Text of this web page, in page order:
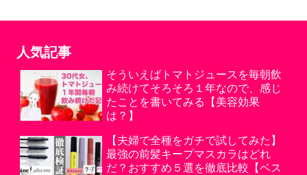
人気記事
そういえばトマトジュースを毎朝飲
み続けてそろそろ１年なので、感じ
たことを書いてみる【美容効果
は？】
【夫婦で全種をガチで試してみた】
最強の前髪キープマスカラはどれ
だ？おすすめ５選を徹底比較【ベス